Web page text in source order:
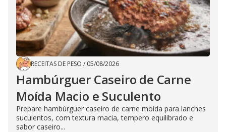
RECEITAS DE PESO / 05/08/2026
Hambúrguer Caseiro de Carne
Moída Macio e Suculento
Prepare hambúrguer caseiro de carne moída para lanches
suculentos, com textura macia, tempero equilibrado e
sabor caseiro...